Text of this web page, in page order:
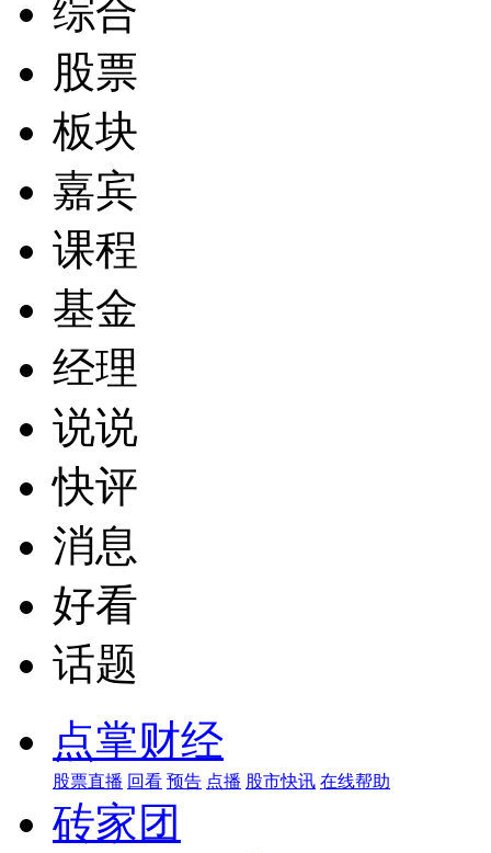
综合
股票
板块
嘉宾
课程
基金
经理
说说
快评
消息
好看
话题
点掌财经
股票直播 回看 预告 点播 股市快讯 在线帮助
砖家团